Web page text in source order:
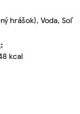
hrášok), Voda, Soľ
kcal